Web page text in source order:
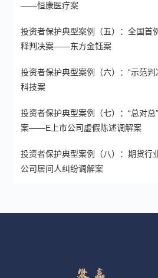
——恒康医疗案
投资者保护典型案例（五）：全国首
释判决案——东方金钰案
投资者保护典型案例（六）：“示范
科技案
投资者保护典型案例（七）：“总对
案——E上市公司虚假陈述调解案
投资者保护典型案例（八）：期货
公司居间人纠纷调解案